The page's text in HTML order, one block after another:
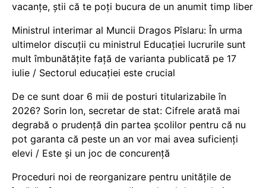
vacanţe, știi că te poți bucura de un anumit timp liber
Ministrul interimar al Muncii Dragos Pîslaru: În urma
ultimelor discuții cu ministrul Educației lucrurile sunt
mult îmbunătățite față de varianta publicată pe 17
iulie / Sectorul educației este crucial
De ce sunt doar 6 mii de posturi titularizabile în
2026? Sorin Ion, secretar de stat: Cifrele arată mai
degrabă o prudență din partea școlilor pentru că nu
pot garanta că peste un an vor mai avea suficienți
elevi / Este și un joc de concurență
Proceduri noi de reorganizare pentru unitățile de